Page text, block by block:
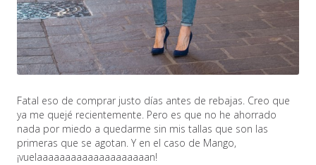
Fatal eso de comprar justo días antes de rebajas. Creo que
ya me quejé recientemente. Pero es que no he ahorrado
nada por miedo a quedarme sin mis tallas que son las
primeras que se agotan. Y en el caso de Mango,
¡vuelaaaaaaaaaaaaaaaaaaaan!